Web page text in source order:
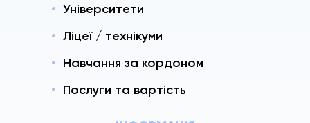
Університети
Ліцеї / технікуми
Навчання за кордоном
Послуги та вартість